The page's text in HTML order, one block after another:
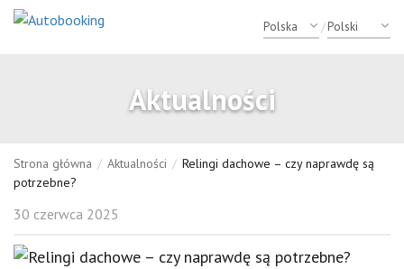
/
Aktualności
Strona główna / Aktualności / Relingi dachowe – czy naprawdę są
potrzebne?
30 czerwca 2025